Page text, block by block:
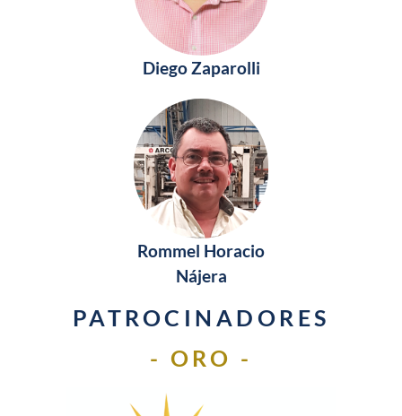
Diego Zaparolli
Rommel Horacio
Nájera
PATROCINADORES
- ORO -